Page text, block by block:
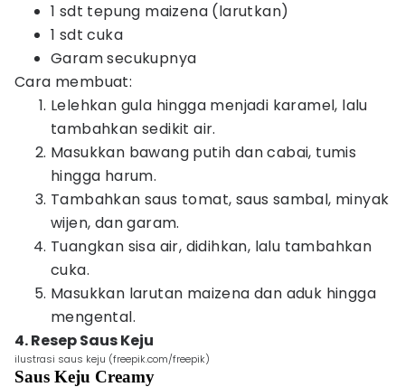
1 sdt tepung maizena (larutkan)
1 sdt cuka
Garam secukupnya
Cara membuat:
Lelehkan gula hingga menjadi karamel, lalu
tambahkan sedikit air.
Masukkan bawang putih dan cabai, tumis
hingga harum.
Tambahkan saus tomat, saus sambal, minyak
wijen, dan garam.
Tuangkan sisa air, didihkan, lalu tambahkan
cuka.
Masukkan larutan maizena dan aduk hingga
mengental.
4. Resep Saus Keju
ilustrasi saus keju (freepik.com/freepik)
Saus Keju Creamy